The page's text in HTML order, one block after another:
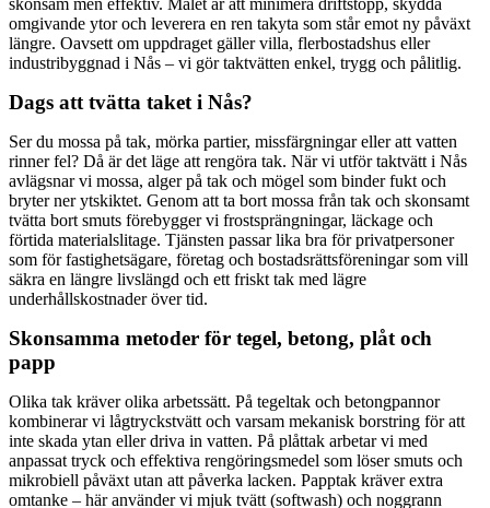
omgivande ytor och leverera en ren takyta som står emot ny påväxt
längre. Oavsett om uppdraget gäller villa, flerbostadshus eller
industribyggnad i Nås – vi gör taktvätten enkel, trygg och pålitlig.
Dags att tvätta taket i Nås?
Ser du mossa på tak, mörka partier, missfärgningar eller att vatten
rinner fel? Då är det läge att rengöra tak. När vi utför taktvätt i Nås
avlägsnar vi mossa, alger på tak och mögel som binder fukt och
bryter ner ytskiktet. Genom att ta bort mossa från tak och skonsamt
tvätta bort smuts förebygger vi frostsprängningar, läckage och
förtida materialslitage. Tjänsten passar lika bra för privatpersoner
som för fastighetsägare, företag och bostadsrättsföreningar som vill
säkra en längre livslängd och ett friskt tak med lägre
underhållskostnader över tid.
Skonsamma metoder för tegel, betong, plåt och
papp
Olika tak kräver olika arbetssätt. På tegeltak och betongpannor
kombinerar vi lågtryckstvätt och varsam mekanisk borstring för att
inte skada ytan eller driva in vatten. På plåttak arbetar vi med
anpassat tryck och effektiva rengöringsmedel som löser smuts och
mikrobiell påväxt utan att påverka lacken. Papptak kräver extra
omtanke – här använder vi mjuk tvätt (softwash) och noggrann